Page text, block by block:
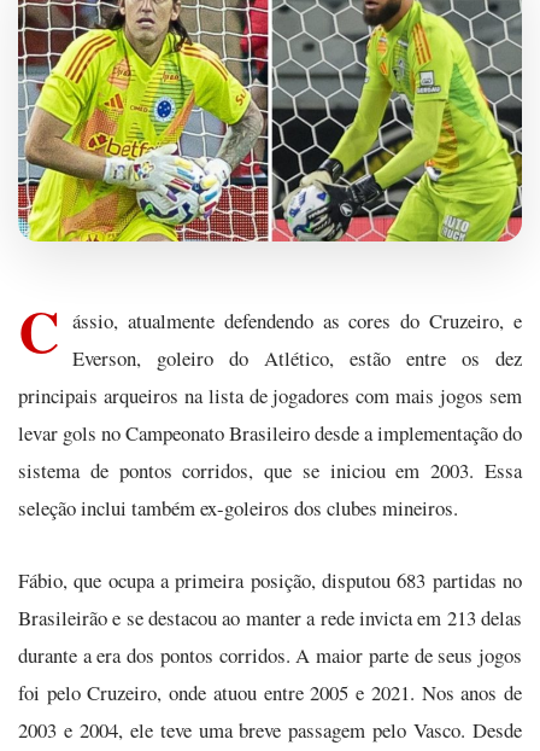
C ássio, atualmente defendendo as cores do Cruzeiro, e
Everson, goleiro do Atlético, estão entre os dez
principais arqueiros na lista de jogadores com mais jogos sem
levar gols no Campeonato Brasileiro desde a implementação do
sistema de pontos corridos, que se iniciou em 2003. Essa
seleção inclui também ex-goleiros dos clubes mineiros.
Fábio, que ocupa a primeira posição, disputou 683 partidas no
Brasileirão e se destacou ao manter a rede invicta em 213 delas
durante a era dos pontos corridos. A maior parte de seus jogos
foi pelo Cruzeiro, onde atuou entre 2005 e 2021. Nos anos de
2003 e 2004, ele teve uma breve passagem pelo Vasco. Desde